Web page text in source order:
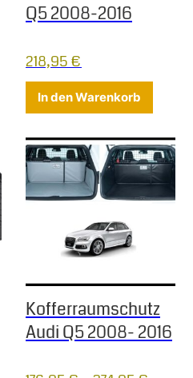
Produkt weist mehrere
Q5 2008-2016
218,95€
In den Warenkorb
Kofferraumschutz
Audi Q5 2008- 2016